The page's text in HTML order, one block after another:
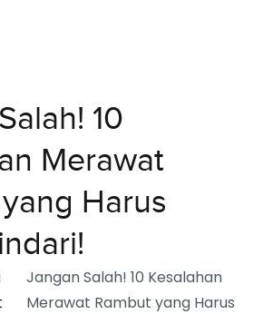
10
Merawat
Harus
Jangan Salah! 10 Kesalahan
Merawat Rambut yang Harus